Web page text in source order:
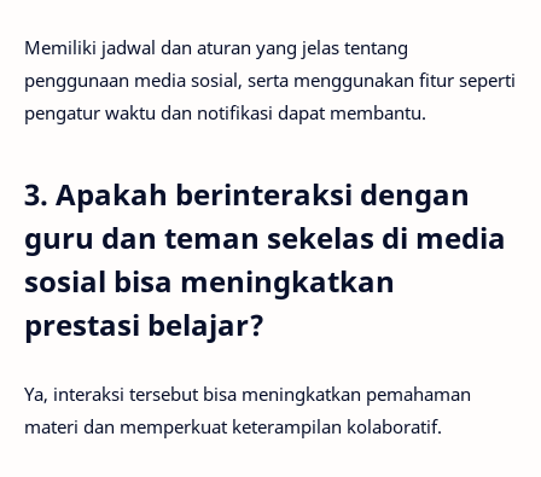
Memiliki jadwal dan aturan yang jelas tentang
penggunaan media sosial, serta menggunakan fitur seperti
pengatur waktu dan notifikasi dapat membantu.
3. Apakah berinteraksi dengan
guru dan teman sekelas di media
sosial bisa meningkatkan
prestasi belajar?
Ya, interaksi tersebut bisa meningkatkan pemahaman
materi dan memperkuat keterampilan kolaboratif.